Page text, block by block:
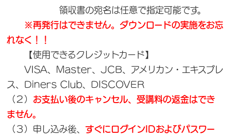
領収書の宛名は任意で指定可能です。
※再発行はできません。ダウンロードの実施をお忘
れなく！！
【使用できるクレジットカード】
VISA、Master、JCB、アメリカン・エキスプレ
ス、Diners Club、DISCOVER
（２） お支払い後のキャンセル、受講料の返金はでき
ません。
（３）申し込み後、 すぐにログインIDおよびパスワー